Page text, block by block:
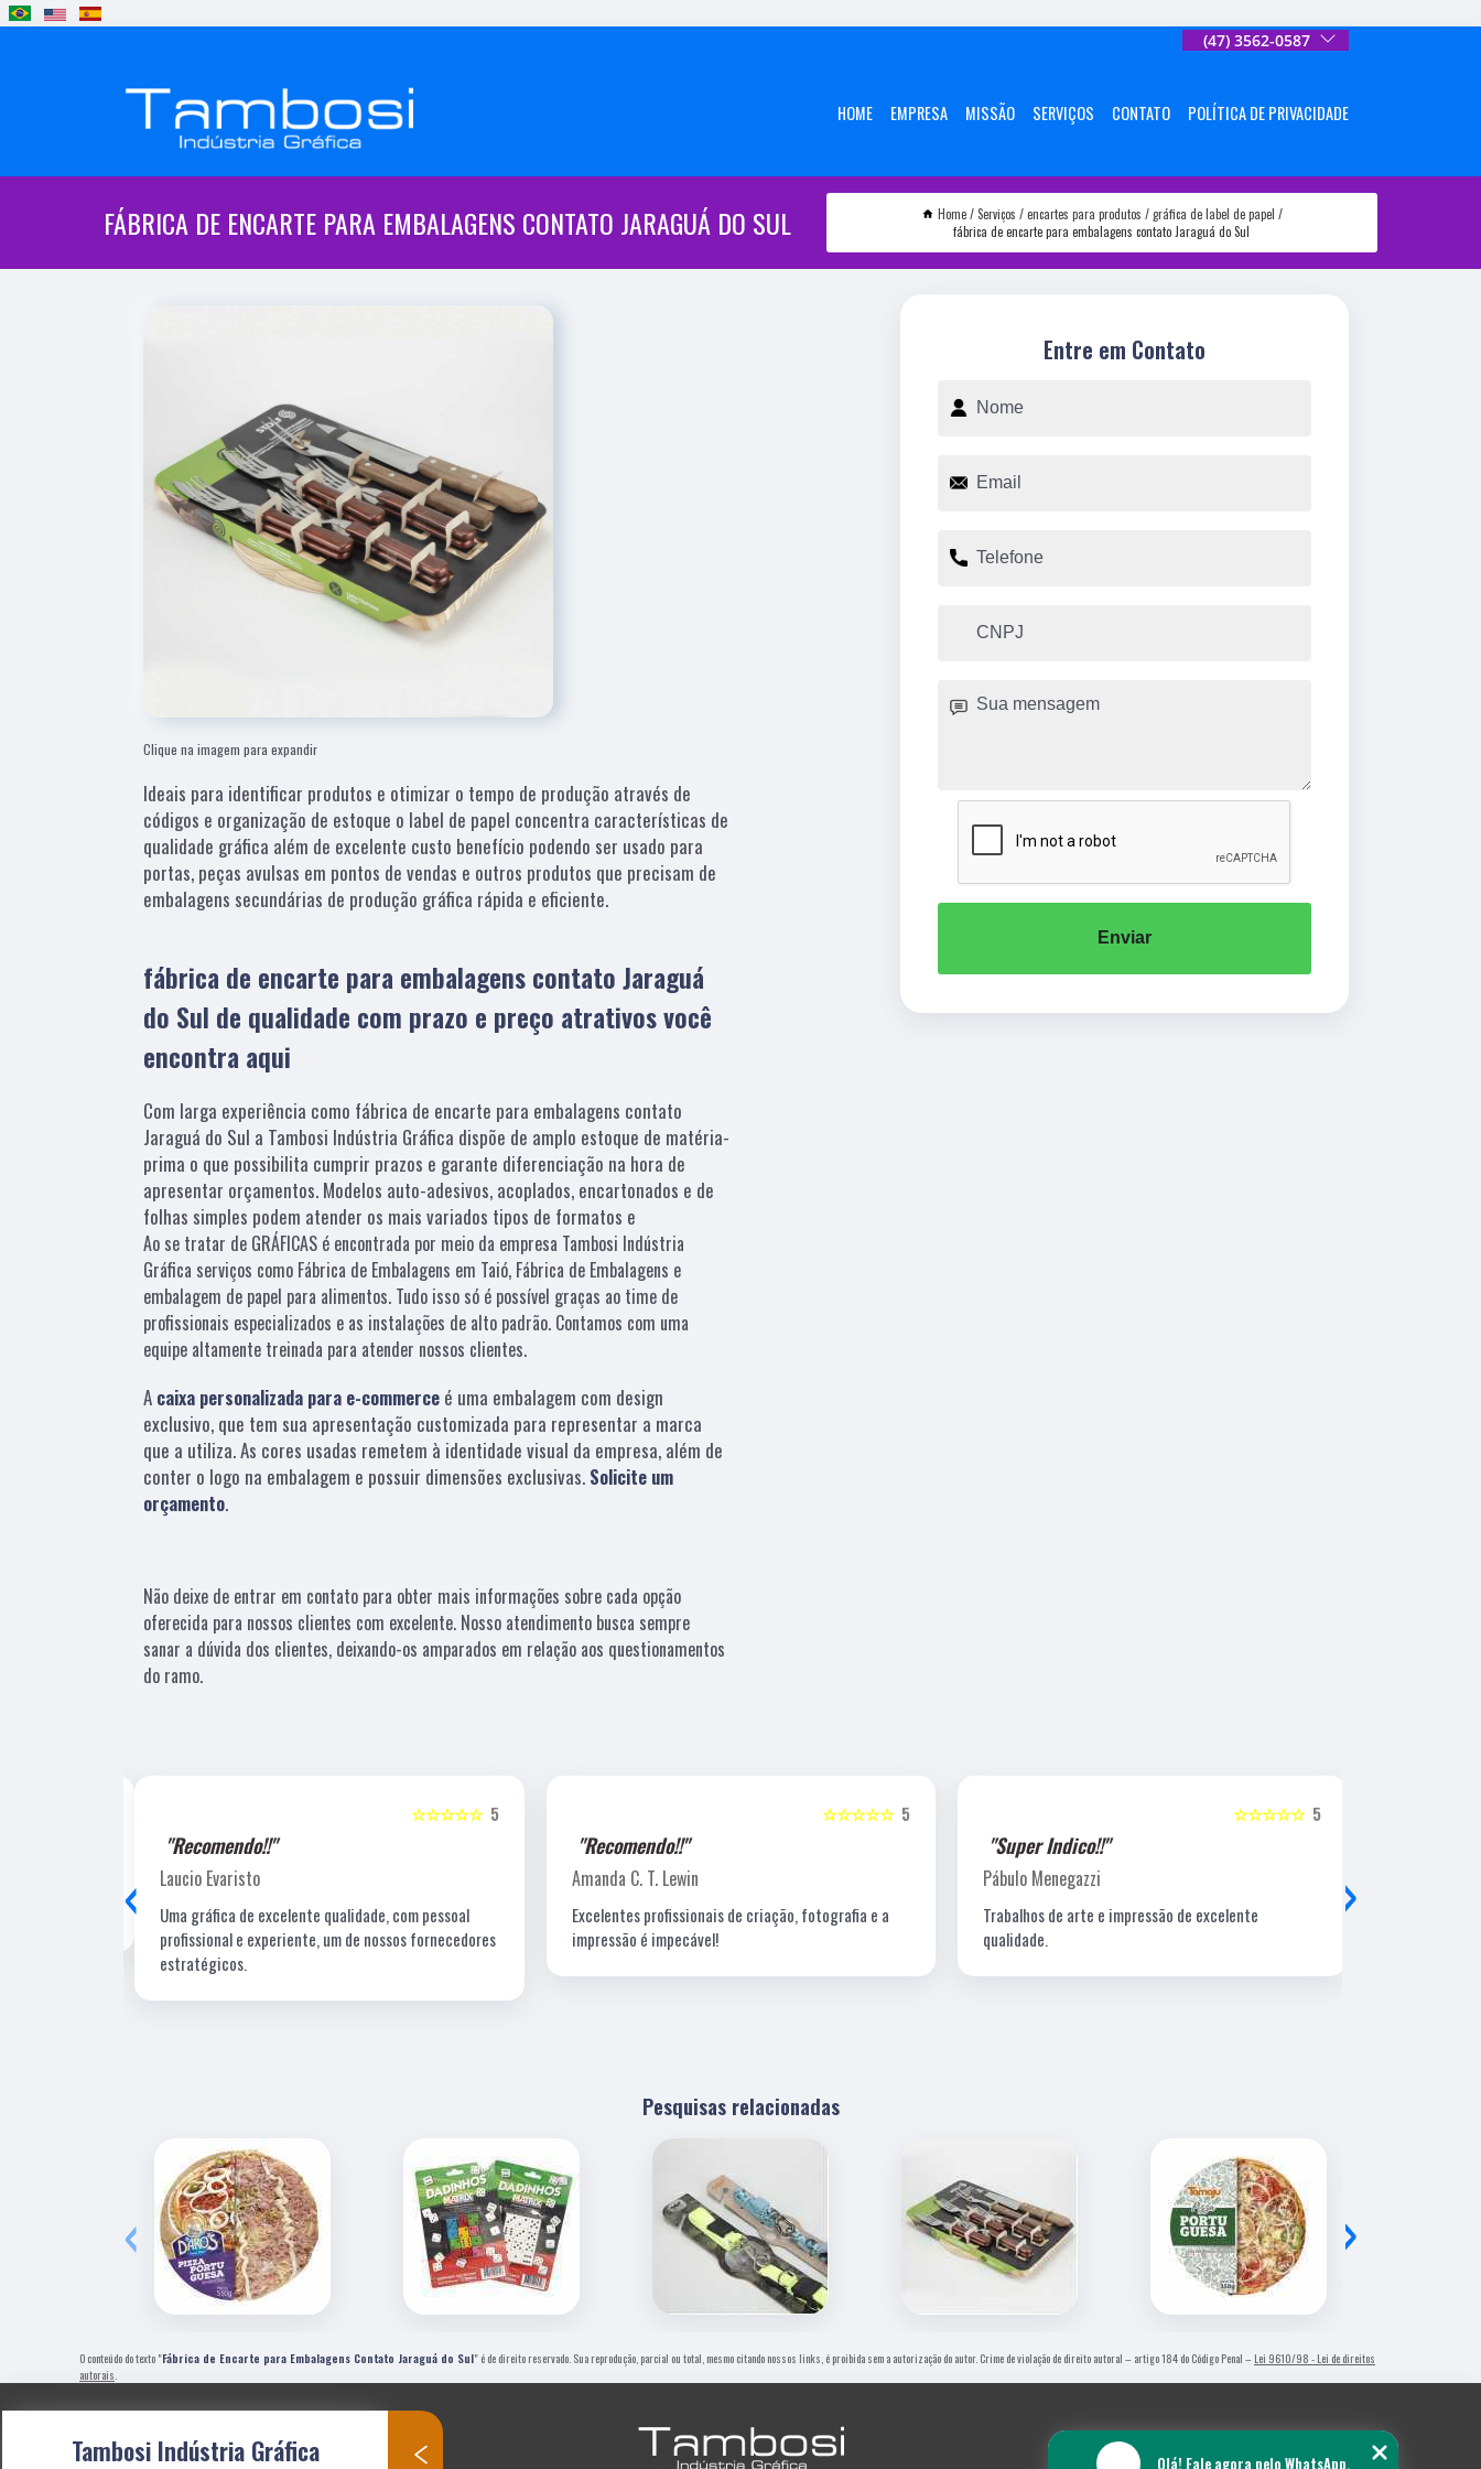
(47) 3562-0587
HOME EMPRESA MISSÃO SERVIÇOS CONTATO POLÍTICA DE PRIVACIDADE
FÁBRICA DE ENCARTE PARA EMBALAGENS CONTATO JARAGUÁ DO SUL Home Serviços encartes para produtos
gráfica de label de papel
fábrica de encarte para embalagens contato Jaraguá do Sul
Clique na imagem para expandir
Ideais para identificar produtos e otimizar o tempo de produção através de
códigos e organização de estoque o label de papel concentra características de
qualidade gráfica além de excelente custo benefício podendo ser usado para
portas, peças avulsas em pontos de vendas e outros produtos que precisam de
embalagens secundárias de produção gráfica rápida e eficiente.
fábrica de encarte para embalagens contato Jaraguá
do Sul de qualidade com prazo e preço atrativos você
encontra aqui
Com larga experiência como fábrica de encarte para embalagens contato
Jaraguá do Sul a Tambosi Indústria Gráfica dispõe de amplo estoque de matéria-
prima o que possibilita cumprir prazos e garante diferenciação na hora de
apresentar orçamentos. Modelos auto-adesivos, acoplados, encartonados e de
folhas simples podem atender os mais variados tipos de formatos e
Ao se tratar de GRÁFICAS é encontrada por meio da empresa Tambosi Indústria
Gráfica serviços como Fábrica de Embalagens em Taió, Fábrica de Embalagens e
embalagem de papel para alimentos. Tudo isso só é possível graças ao time de
profissionais especializados e as instalações de alto padrão. Contamos com uma
equipe altamente treinada para atender nossos clientes.
A caixa personalizada para e-commerce é uma embalagem com design
exclusivo, que tem sua apresentação customizada para representar a marca
que a utiliza. As cores usadas remetem à identidade visual da empresa, além de
conter o logo na embalagem e possuir dimensões exclusivas. Solicite um
orçamento.
Não deixe de entrar em contato para obter mais informações sobre cada opção
oferecida para nossos clientes com excelente. Nosso atendimento busca sempre
sanar a dúvida dos clientes, deixando-os amparados em relação aos questionamentos
do ramo.
Entre em Contato
Enviar
5
☆☆☆☆☆
"Recomendo!!"
Laucio Evaristo
Uma gráfica de excelente qualidade, com pessoal
profissional e experiente, um de nossos fornecedores
estratégicos.
5
☆☆☆☆☆
"Recomendo!!"
Amanda C. T. Lewin
Excelentes profissionais de criação, fotografia e a
impressão é impecável!
5
☆☆☆☆☆
"Super Indico!!"
Pábulo Menegazzi
Trabalhos de arte e impressão de excelente
qualidade.
‹ ›
Pesquisas relacionadas
‹ ›
O conteúdo do texto "Fábrica de Encarte para Embalagens Contato Jaraguá do Sul" é de direito reservado. Sua reprodução, parcial ou total, mesmo citando nossos links, é proibida sem a autorização do autor. Crime de violação de direito autoral – artigo 184 do Código Penal – Lei 9610/98 - Lei de direitos
autorais
Olá! Fale agora pelo WhatsApp.
Tambosi Indústria Gráfica